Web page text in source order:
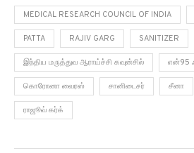
MEDICAL RESEARCH COUNCIL OF INDIA
PATTA RAJIV GARG SANITIZER
இந்திய மருத்துவ ஆராய்ச்சி கவுன்சில் என்95
கொரோனா வைரஸ் சானிடைசர் சீனா
ராஜூவ் கர்க்